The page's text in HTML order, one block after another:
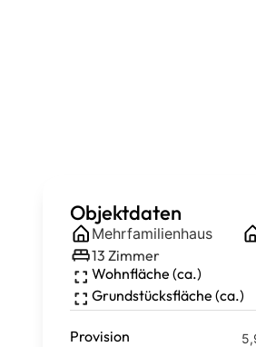
Objektdaten
Mehrfamilienhaus
13 Zimmer
Wohnfläche (ca.)
Grundstücksfläche (ca.)
Provision